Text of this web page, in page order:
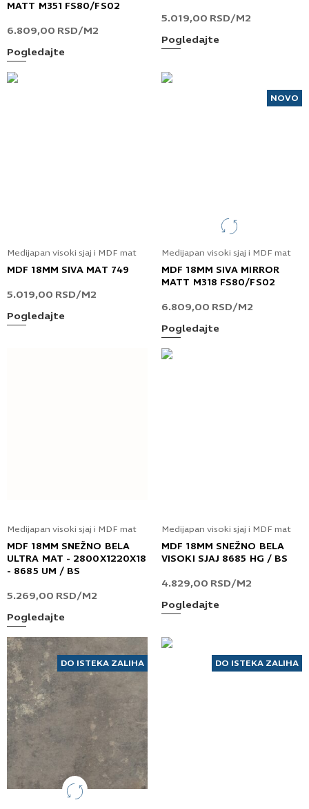
MATT M351 FS80/FS02
6.809,00 RSD/M2
Pogledajte
5.019,00 RSD/M2
Pogledajte
Medijapan visoki sjaj i MDF mat
MDF 18MM SIVA MAT 749
5.019,00 RSD/M2
Pogledajte
NOVO
Medijapan visoki sjaj i MDF mat
MDF 18MM SIVA MIRROR
MATT M318 FS80/FS02
6.809,00 RSD/M2
Pogledajte
Medijapan visoki sjaj i MDF mat
MDF 18MM SNEŽNO BELA
ULTRA MAT - 2800X1220X18
- 8685 UM / BS
5.269,00 RSD/M2
Pogledajte
Medijapan visoki sjaj i MDF mat
MDF 18MM SNEŽNO BELA
VISOKI SJAJ 8685 HG / BS
4.829,00 RSD/M2
Pogledajte
DO ISTEKA ZALIHA DO ISTEKA ZALIHA